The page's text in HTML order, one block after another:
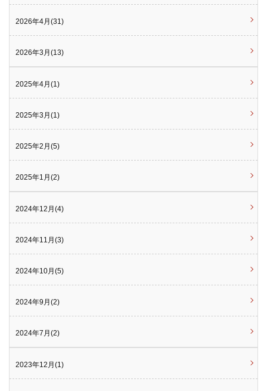
2026年4月(31)
2026年3月(13)
2025年4月(1)
2025年3月(1)
2025年2月(5)
2025年1月(2)
2024年12月(4)
2024年11月(3)
2024年10月(5)
2024年9月(2)
2024年7月(2)
2023年12月(1)